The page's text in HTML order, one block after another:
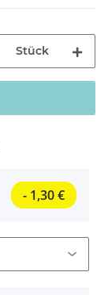
Stück
- 1,30 €